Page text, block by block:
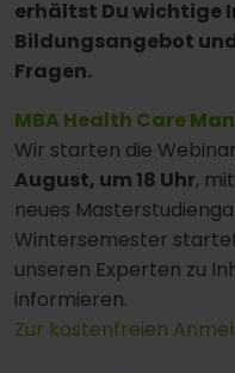
erhältst Du wichtige
Bildungsangebot
Fragen.
MBA Health Care
Wir starten die
August, um 18 Uhr,
neues
Wintersemester
unseren Experten zu
informieren.
Zur kostenfreien